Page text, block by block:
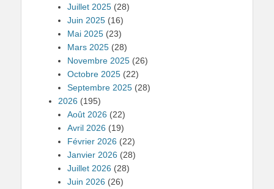
Juillet 2025 (28)
Juin 2025 (16)
Mai 2025 (23)
Mars 2025 (28)
Novembre 2025 (26)
Octobre 2025 (22)
Septembre 2025 (28)
2026 (195)
Août 2026 (22)
Avril 2026 (19)
Février 2026 (22)
Janvier 2026 (28)
Juillet 2026 (28)
Juin 2026 (26)